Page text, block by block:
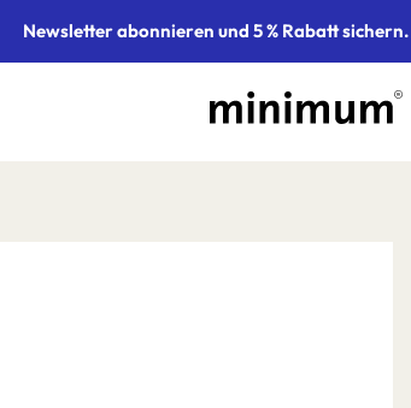
Newsletter abonnieren und 5 % Rabatt sichern.